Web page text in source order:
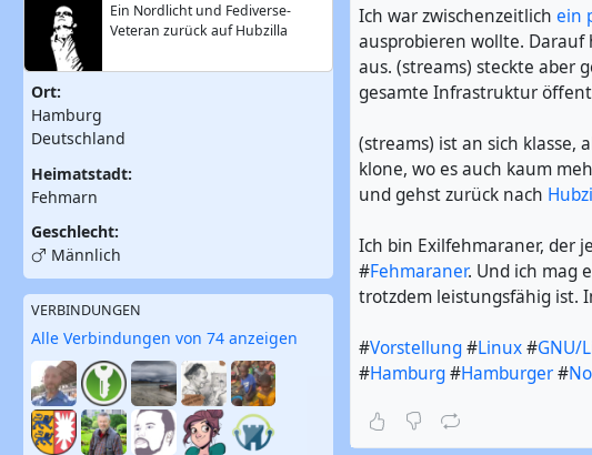
Ein Nordlicht und Fediverse-
Veteran zurück auf Hubzilla
Ort:
Hamburg
Deutschland
Heimatstadt:
Fehmarn
Geschlecht:
Männlich
VERBINDUNGEN
Alle Verbindungen von 74 anzeigen
Ich war zwischenzeitlich ein
ausprobieren wollte. Darauf
aus. (streams) steckte aber
gesamte Infrastruktur
(streams) ist an sich klasse,
klone, wo es auch kaum
und gehst zurück nach
Ich bin Exilfehmaraner, der
#Fehmaraner. Und ich mag
trotzdem leistungsfähig ist.
#Vorstellung#Linux#GNU/
#Hamburg#Hamburger#